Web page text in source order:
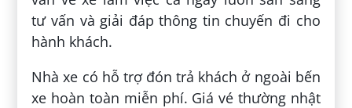
tư vấn và giải đáp thông tin chuyến đi cho
hành khách.
Nhà xe có hỗ trợ đón trả khách ở ngoài bến
xe hoàn toàn miễn phí. Giá vé thường nhật